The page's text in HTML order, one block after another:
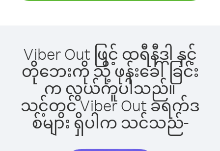
Viber Out ဖြင့် ထရီနီဒါ နှင့်
တိုဘေးကို သို့ ဖုန်းခေါ်ခြင်း
က လွယ်ကူပါသည်။
သင့်တွင် Viber Out ခရက်ဒ
စ်များ ရှိပါက သင်သည်-